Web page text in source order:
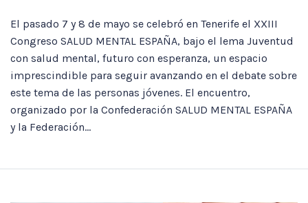
El pasado 7 y 8 de mayo se celebró en Tenerife el XXIII
Congreso SALUD MENTAL ESPAÑA, bajo el lema Juventud
con salud mental, futuro con esperanza, un espacio
imprescindible para seguir avanzando en el debate sobre
este tema de las personas jóvenes. El encuentro,
organizado por la Confederación SALUD MENTAL ESPAÑA
y la Federación...